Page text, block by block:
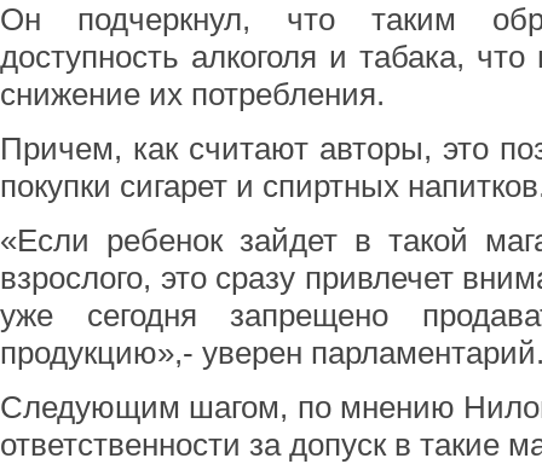
Он подчеркнул, что таким
доступность алкоголя и табака,
снижение их потребления.
Причем, как считают авторы, это
покупки сигарет и спиртных
«Если ребенок зайдет в такой
взрослого, это сразу привлечет
уже сегодня запрещено
продукцию»,- уверен
Следующим шагом, по мнению
ответственности за допуск в такие